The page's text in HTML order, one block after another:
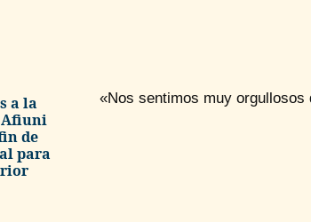
a la
Afiuni
de
para
«Nos sentimos muy orgullosos